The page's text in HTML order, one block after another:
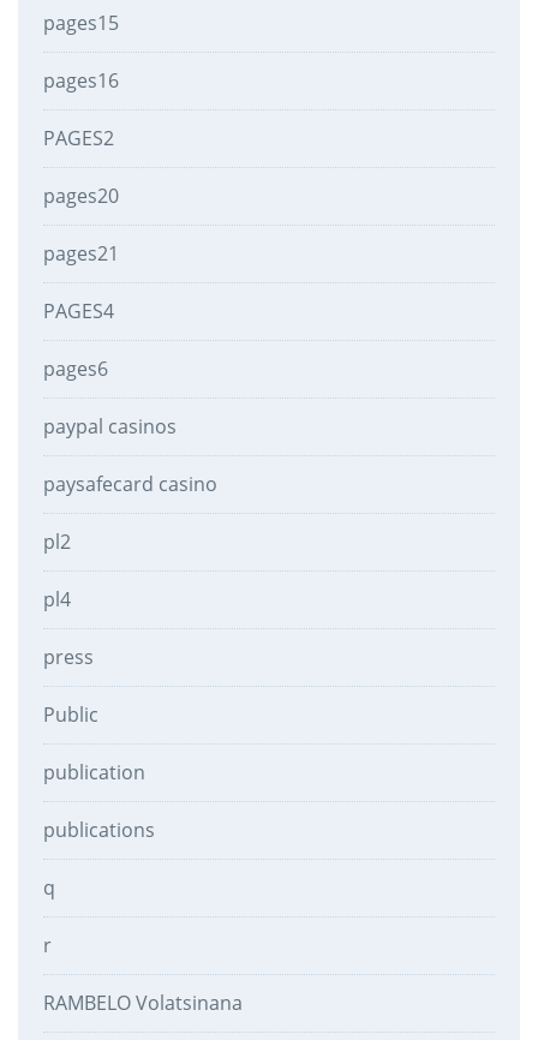
pages15
pages16
PAGES2
pages20
pages21
PAGES4
pages6
paypal casinos
paysafecard casino
pl2
pl4
press
Public
publication
publications
q
r
RAMBELO Volatsinana